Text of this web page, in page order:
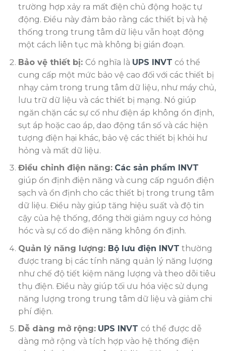
trường hợp xảy ra mất điện chủ động hoặc tự
động. Điều này đảm bảo rằng các thiết bị và hệ
thống trong trung tâm dữ liệu vẫn hoạt động
một cách liên tục mà không bị gián đoạn.
Bảo vệ thiết bị: Có nghĩa là UPS INVT có thể
cung cấp một mức bảo vệ cao đối với các thiết bị
nhạy cảm trong trung tâm dữ liệu, như máy chủ,
lưu trữ dữ liệu và các thiết bị mạng. Nó giúp
ngăn chặn các sự cố như điện áp không ổn định,
sụt áp hoặc cao áp, dao động tần số và các hiện
tượng điện hại khác, bảo vệ các thiết bị khỏi hư
hỏng và mất dữ liệu.
Điều chỉnh điện năng: Các sản phẩm INVT
giúp ổn định điện năng và cung cấp nguồn điện
sạch và ổn định cho các thiết bị trong trung tâm
dữ liệu. Điều này giúp tăng hiệu suất và độ tin
cậy của hệ thống, đồng thời giảm nguy cơ hỏng
hóc và sự cố do điện năng không ổn định.
Quản lý năng lượng: Bộ lưu điện INVT thường
được trang bị các tính năng quản lý năng lượng
như chế độ tiết kiệm năng lượng và theo dõi tiêu
thụ điện. Điều này giúp tối ưu hóa việc sử dụng
năng lượng trong trung tâm dữ liệu và giảm chi
phí điện.
Dễ dàng mở rộng: UPS INVT có thể được dễ
dàng mở rộng và tích hợp vào hệ thống điện